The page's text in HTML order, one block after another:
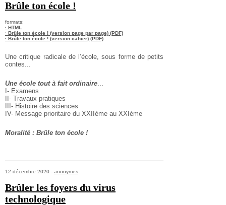
Brûle ton école !
formats:
· HTML
· Brûle ton école ! (version page par page) (PDF)
· Brûle ton école ! (version cahier) (PDF)
Une critique radicale de l’école, sous forme de petits
contes...
Une école tout à fait ordinaire...
I- Examens
II- Travaux pratiques
III- Histoire des sciences
IV- Message prioritaire du XXIIème au XXIème
Moralité : Brûle ton école !
12 décembre 2020 - anonymes
Brûler les foyers du virus
technologique